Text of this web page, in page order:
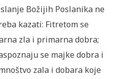
Božijih Poslanika ne
kazati: Fitretom se
zla i primarna dobra;
se majke dobra i
zala i dobara koje